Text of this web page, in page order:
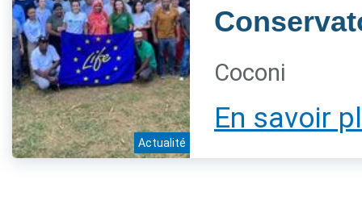
Actualité
Coconi
En savoir